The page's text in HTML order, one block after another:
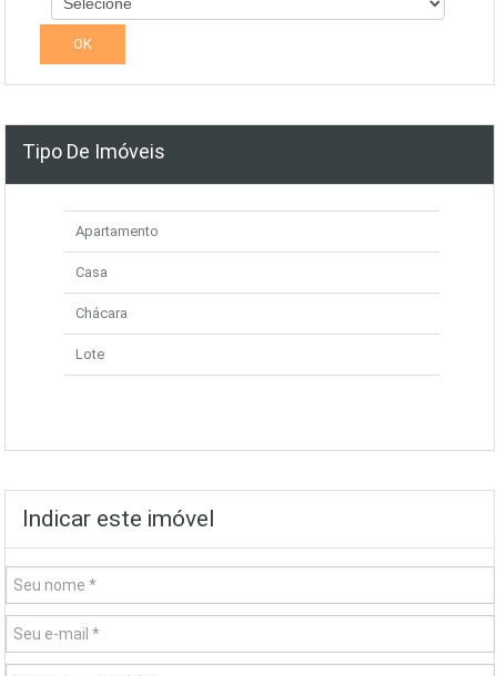
Tipo De Imóveis
Apartamento
Casa
Chácara
Lote
Indicar este imóvel